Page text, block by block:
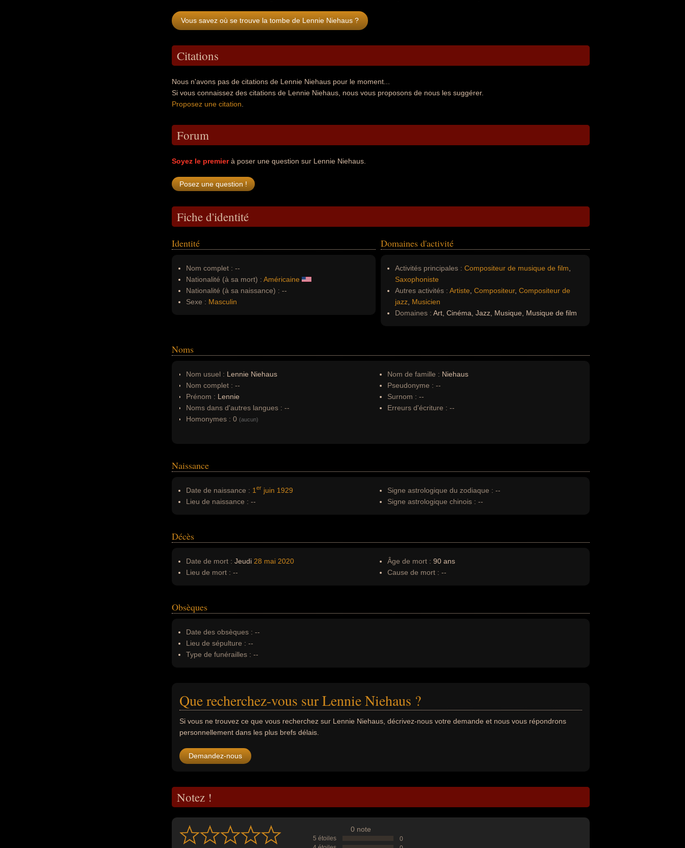
Vous savez où se trouve la tombe de Lennie Niehaus ?
Citations
Nous n'avons pas de citations de Lennie Niehaus pour le moment...
Si vous connaissez des citations de Lennie Niehaus, nous vous proposons de nous les suggérer.
Proposez une citation
Forum
Soyez le premierà poser une question sur Lennie Niehaus.
Fiche d'identité
Identité
Nom complet : --
Nationalité (à sa mort) : Américaine
Nationalité (à sa naissance) : --
Sexe : Masculin
Domaines d'activité
Activités principales : Compositeur de musique de film
Saxophoniste
Autres activités : Artiste Compositeur, Compositeur de
jazz Musicien
Domaines : Art, Cinéma, Jazz, Musique, Musique de film
Noms
Nom usuel : Lennie Niehaus
Nom complet : --
Prénom : Lennie
Noms dans d'autres langues : --
Homonymes : 0 (aucun)
Nom de famille : Niehaus
Pseudonyme : --
Surnom : --
Erreurs d'écriture : --
Naissance
Date de naissance : 1 er juin 1929
Lieu de naissance : --
Signe astrologique du zodiaque : --
Signe astrologique chinois : --
Décès
Date de mort : Jeudi 28 mai 2020
Lieu de mort : --
Âge de mort : 90 ans
Cause de mort : --
Obsèques
Date des obsèques : --
Lieu de sépulture : --
Type de funérailles : --
Que recherchez-vous sur Lennie Niehaus ?
Si vous ne trouvez ce que vous recherchez sur Lennie Niehaus, décrivez-nous votre demande et nous vous répondrons
personnellement dans les plus brefs délais.
Demandez-nous
Notez !
0 note
5 étoiles
0